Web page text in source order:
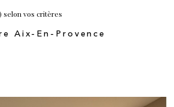
selon vos critères
Aix-En-Provence